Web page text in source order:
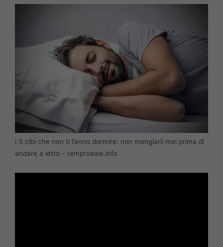
I 5 cibi che non ti fanno dormire: non mangiarli mai prima di
andare a letto – temproeale.info